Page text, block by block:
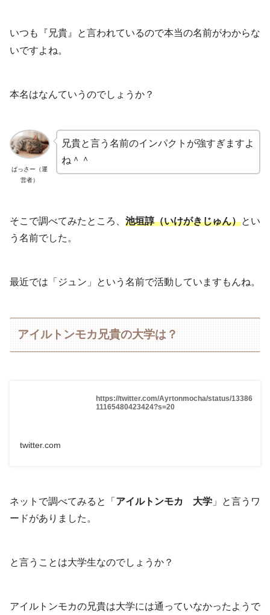
いつも『 兄貴 』と言われているので本当の名前がわからな
いですよね。
本名はなんていうのでしょうか？
ばっさー（運
営者）
兄貴と言う名前のインパクトが強すぎますよ
ね＾＾
そこで調べてみたところ、 池垣諄（いけがきじゅん）とい
う名前でした。
最近では「ジュン」という名前で活動していますもんね。
アイルトンモカ兄貴の大学は？
https://twitter.com/Ayrtonmocha/status/13386
11165480423424?s=20
twitter.com
ネットで調べてみると「 アイルトンモカ 大学 」と言うワ
ードがありました。
と言うことは大学生なのでしょうか？
アイルトンモカの兄貴は大学には通っていなかったようで